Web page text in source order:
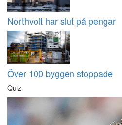
Northvolt har slut på pengar
Över 100 byggen stoppade
Quiz